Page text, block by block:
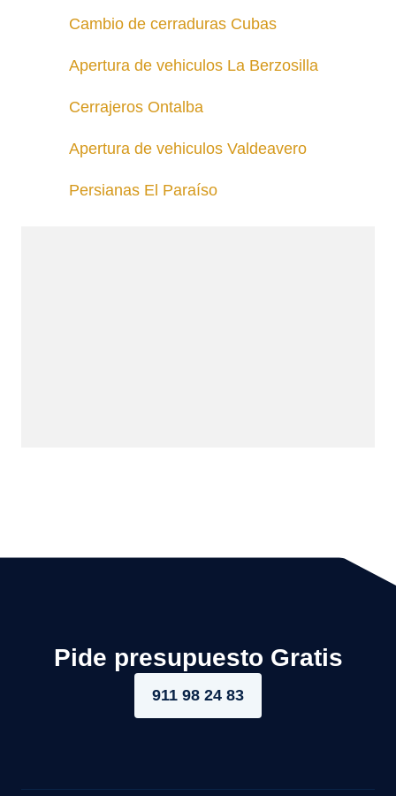
Cambio de cerraduras Cubas
Apertura de vehiculos La Berzosilla
Cerrajeros Ontalba
Apertura de vehiculos Valdeavero
Persianas El Paraíso
Pide presupuesto Gratis
911 98 24 83